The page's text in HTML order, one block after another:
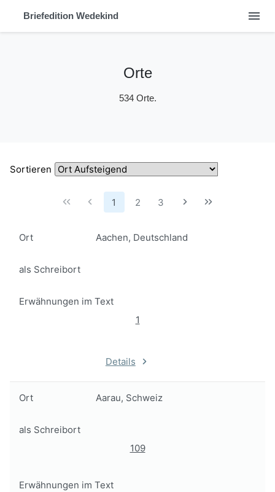
Briefedition Wedekind menu
Orte
534 Orte.
Sortieren
1 2 3
Ort Aachen, Deutschland
als Schreibort
Erwähnungen im Text
1
Details
Ort Aarau, Schweiz
als Schreibort
109
Erwähnungen im Text